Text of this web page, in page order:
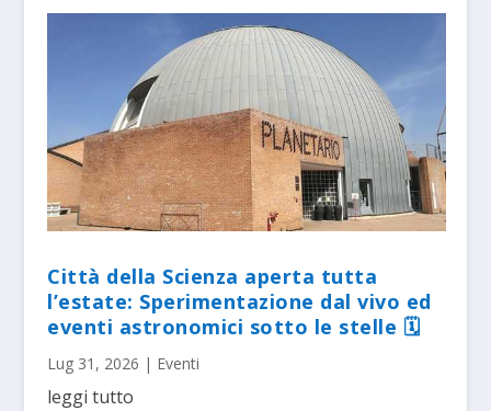
Città della Scienza aperta tutta
l’estate: Sperimentazione dal vivo ed
eventi astronomici sotto le stelle 🗓
Lug 31, 2026 | Eventi
leggi tutto